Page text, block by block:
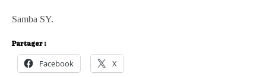
Samba SY.
Partager :
Facebook X